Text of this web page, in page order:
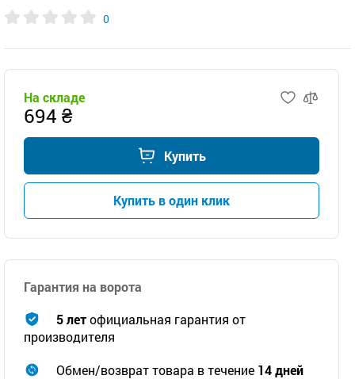
0
На складе
694 ₴
Купить
Купить в один клик
Гарантия на ворота
5 летофициальная гарантия от
производителя
Обмен/возврат товара в течение 14 дней